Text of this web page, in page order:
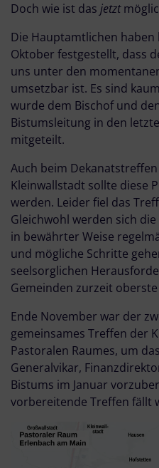
Doch wie ist das jetzt
Die Hauptamtlichen
Oktober festgestellt, dass
uns unter den
umsetzbar ist. Es sind
wurde dem Bischof und
Bistumsleitung in den
mitgeteilt.
Auch beim
Kleinwallstadt sollte diese
werden. Leider fiel das
Gleichwohl werden sich
in bewährter Weise
und mögliche Schritte
seelsorglichen
Gemeinden zurzeit
Ende November war der
gemeinsames Treffen der
Pastoralen Raumes, um
Generalvikar,
Bistums im Januar
vorbereitende Treffen fällt